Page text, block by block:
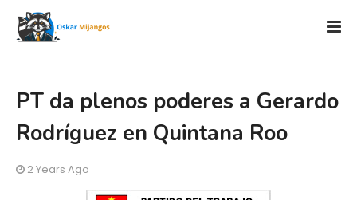
PT da plenos poderes a Gerardo
Rodríguez en Quintana Roo
2 Years Ago